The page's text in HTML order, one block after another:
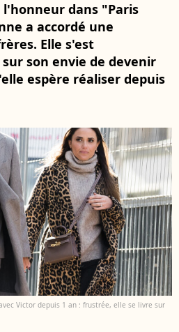
l'honneur dans "Paris
a accordé une
Elle s'est
son envie de devenir
espère réaliser depuis
Victor depuis 1 an : frustrée, elle se livre sur